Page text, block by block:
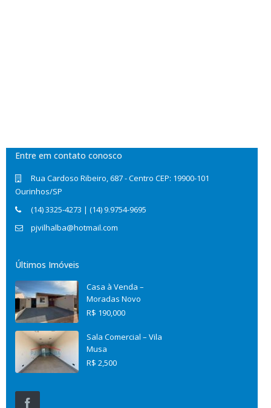
Entre em contato conosco
Rua Cardoso Ribeiro, 687 - Centro CEP: 19900-101
Ourinhos/SP
(14) 3325-4273 | (14) 9.9754-9695
pjvilhalba@hotmail.com
Últimos Imóveis
Casa à Venda –
Moradas Novo
R$ 190,000
Sala Comercial – Vila
Musa
R$ 2,500